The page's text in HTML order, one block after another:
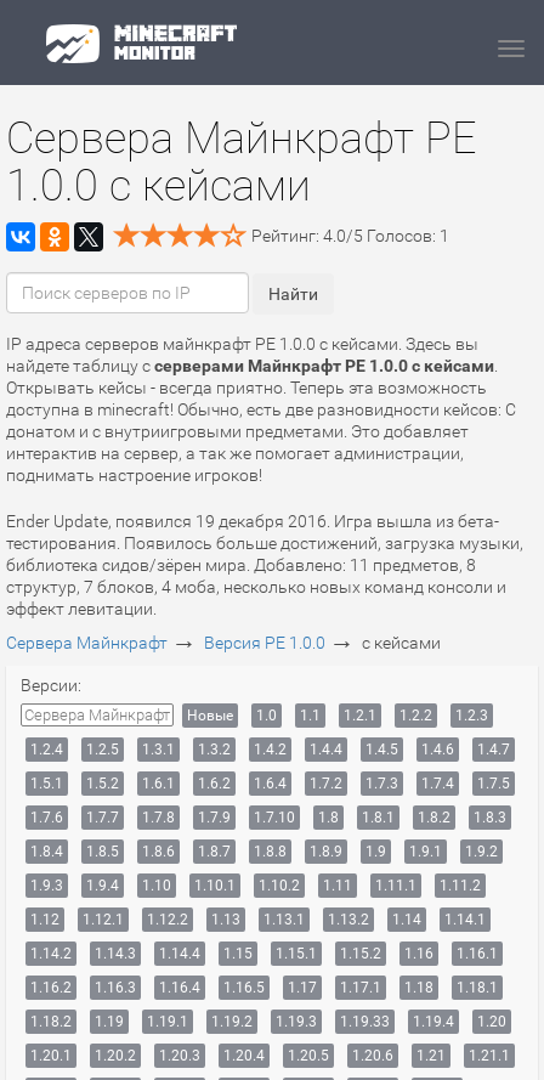
Сервера Майнкрафт PE
1.0.0 с кейсами
Рейтинг: 4.0/5 Голосов: 1
IP адреса серверов майнкрафт PE 1.0.0 с кейсами. Здесь вы
найдете таблицу ссерверами Майнкрафт PE 1.0.0 с кейсами
Открывать кейсы - всегда приятно. Теперь эта возможность
доступна в minecraft! Обычно, есть две разновидности кейсов: С
донатом и с внутриигровыми предметами. Это добавляет
интерактив на сервер, а так же помогает администрации,
поднимать настроение игроков!
Ender Update, появился 19 декабря 2016. Игра вышла из бета-
тестирования. Появилось больше достижений, загрузка музыки,
библиотека сидов/зёрен мира. Добавлено: 11 предметов, 8
структур, 7 блоков, 4 моба, несколько новых команд консоли и
эффект левитации.
Сервера Майнкрафт → Версия PE 1.0.0 → с кейсами
Версии:
Сервера Майнкрафт Новые 1.0 1.1 1.2.1 1.2.2
1.2.3
1.2.4
1.2.5 1.3.1 1.3.2 1.4.2 1.4.4 1.4.5 1.4.6
1.4.7
1.5.1
1.5.2 1.6.1 1.6.2 1.6.4 1.7.2 1.7.3 1.7.4
1.7.5
1.7.6
1.7.7 1.7.8 1.7.9 1.7.10 1.8 1.8.1 1.8.2
1.8.3
1.8.4
1.8.5 1.8.6 1.8.7 1.8.8 1.8.9 1.9 1.9.1
1.9.2
1.9.3
1.9.4 1.10 1.10.1 1.10.2 1.11 1.11.1
1.11.2
1.12
1.12.1 1.12.2 1.13 1.13.1 1.13.2 1.14
1.14.1
1.14.2
1.14.3 1.14.4 1.15 1.15.1 1.15.2 1.16
1.16.1
1.16.2
1.16.3 1.16.4 1.16.5 1.17 1.17.1 1.18
1.18.1
1.18.2
1.19 1.19.1 1.19.2 1.19.3 1.19.33 1.19.4
1.20
1.20.1
1.20.2 1.20.3 1.20.4 1.20.5 1.20.6 1.21
1.21.1